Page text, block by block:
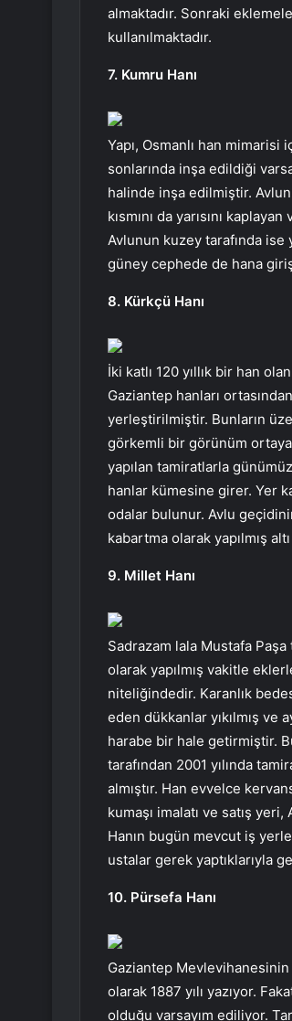
almaktadır. Sonraki
kullanılmaktadır.
7. Kumru Hanı
Yapı, Osmanlı han mimarisi
sonlarında inşa edildiği
halinde inşa edilmiştir.
kısmını da yarısını
Avlunun kuzey tarafında
güney cephede de hana
8. Kürkçü Hanı
İki katlı 120 yıllık bir han
Gaziantep hanları
yerleştirilmiştir. Bunların
görkemli bir görünüm ortaya
yapılan tamiratlarla
hanlar kümesine girer. Yer
odalar bulunur. Avlu
kabartma olarak yapılmış
9. Millet Hanı
Sadrazam lala Mustafa Paşa
olarak yapılmış vakitle
niteliğindedir. Karanlık
eden dükkanlar yıkılmış
harabe bir hale getirmiştir.
tarafından 2001 yılında
almıştır. Han evvelce
kumaşı imalatı ve satış
Hanın bugün mevcut iş
ustalar gerek yaptıklarıyla
10. Pürsefa Hanı
Gaziantep Mevlevihanesinin
olarak 1887 yılı yazıyor.
olduğu varsayım ediliyor.